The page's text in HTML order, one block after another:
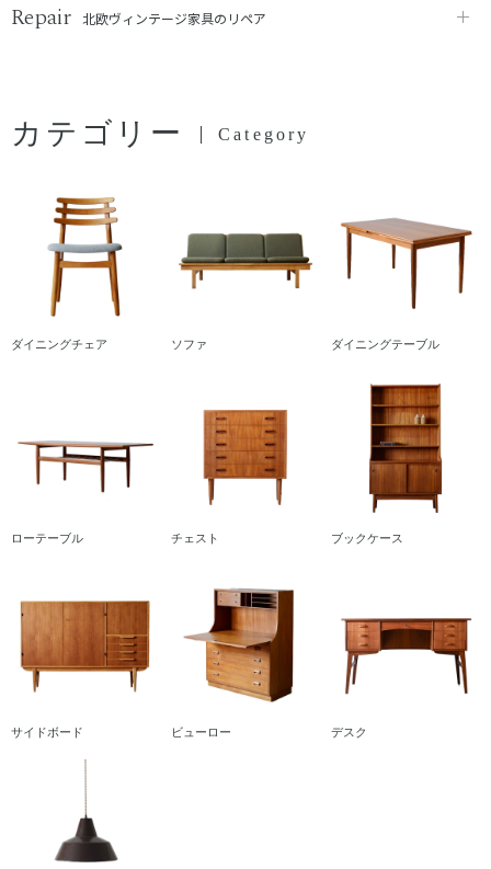
Repair 北欧ヴィンテージ家具のリペア
カテゴリー Category
ダイニングチェア ソファ ダイニングテーブル
ローテーブル チェスト ブックケース
サイドボード ビューロー デスク